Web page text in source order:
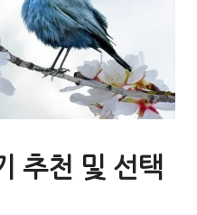
추천 및 선택